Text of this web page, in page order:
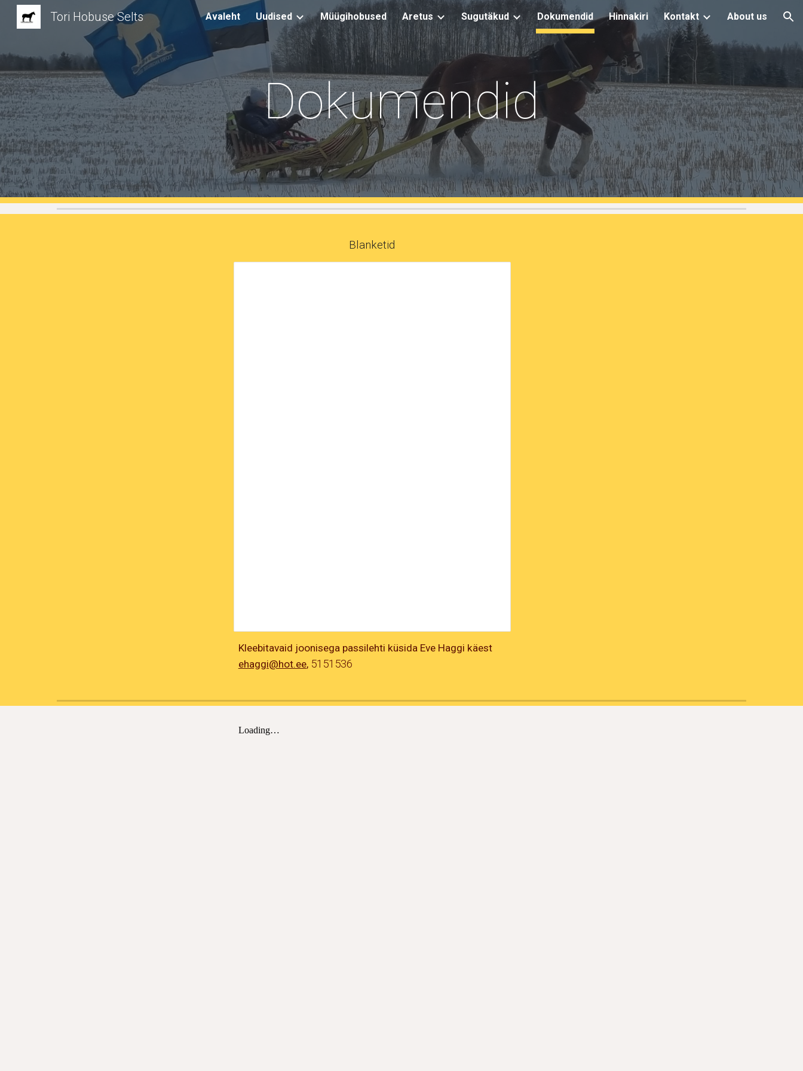
Skip to main content Skip to navigation
Tori Hobuse Selts Avaleht Uudised Müügihobused Aretus Sugutäkud Dokumendid Hinnakiri Kontakt About us
Dokumendid
Blanketid
Kleebitavaid joonisega passilehti küsida Eve Haggi käest
ehaggi@hot.ee, 5151536